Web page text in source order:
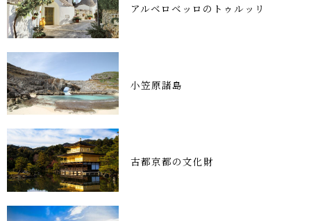
アルベロベッロのトゥルッリ
小笠原諸島
古都京都の文化財